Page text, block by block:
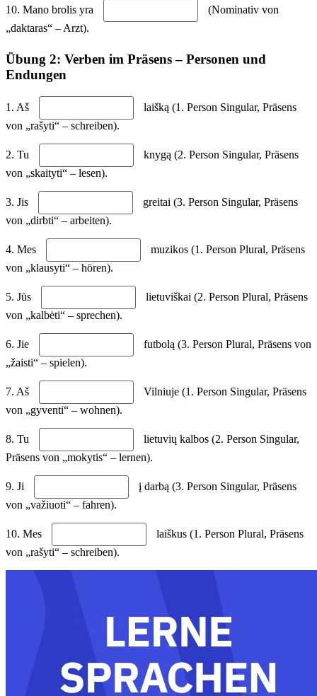
10. Mano brolis yra
(Nominativ von
„daktaras“ – Arzt).
Übung 2: Verben im Präsens – Personen und
Endungen
1. Aš
laišką (1. Person Singular, Präsens
von „rašyti“ – schreiben).
2. Tu
knygą (2. Person Singular, Präsens
von „skaityti“ – lesen).
3. Jis
greitai (3. Person Singular, Präsens
von „dirbti“ – arbeiten).
4. Mes
muzikos (1. Person Plural, Präsens
von „klausyti“ – hören).
5. Jūs
lietuviškai (2. Person Plural, Präsens
von „kalbėti“ – sprechen).
6. Jie
futbolą (3. Person Plural, Präsens von
„žaisti“ – spielen).
7. Aš
Vilniuje (1. Person Singular, Präsens
von „gyventi“ – wohnen).
8. Tu
lietuvių kalbos (2. Person Singular,
Präsens von „mokytis“ – lernen).
9. Ji
į darbą (3. Person Singular, Präsens
von „važiuoti“ – fahren).
10. Mes
laiškus (1. Person Plural, Präsens
von „rašyti“ – schreiben).